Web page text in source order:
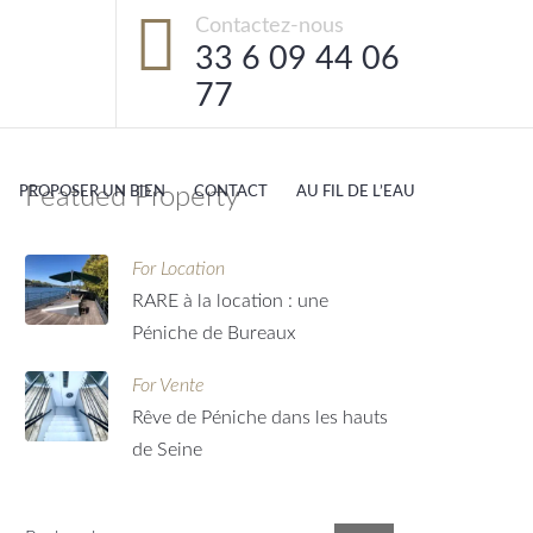
Contactez-nous
33 6 09 44 06
77
PROPOSER UN BIEN CONTACT AU FIL DE L’EAU
Featued Property
For Location
RARE à la location : une
Péniche de Bureaux
For Vente
Rêve de Péniche dans les hauts
de Seine